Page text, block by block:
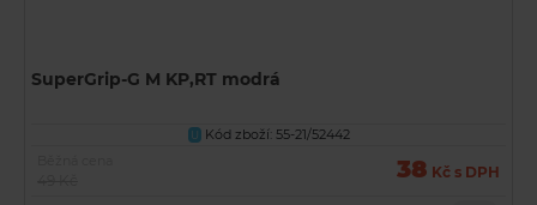
SuperGrip-G M KP,RT modrá
U Kód zboží: 55-21/52442
38 Kč s DPH